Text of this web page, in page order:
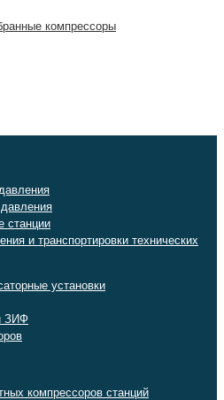
компрессоры
станции
и транспортировки технических
установки
ЗИФ
компрессоров станций